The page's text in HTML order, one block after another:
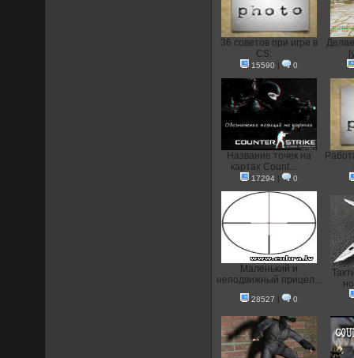
36 советов при игре в
CS:
15590 | 0
Название точек на
картах Count...
17294| 0
Маленький и
неподвижный прицел...
28527 | 0